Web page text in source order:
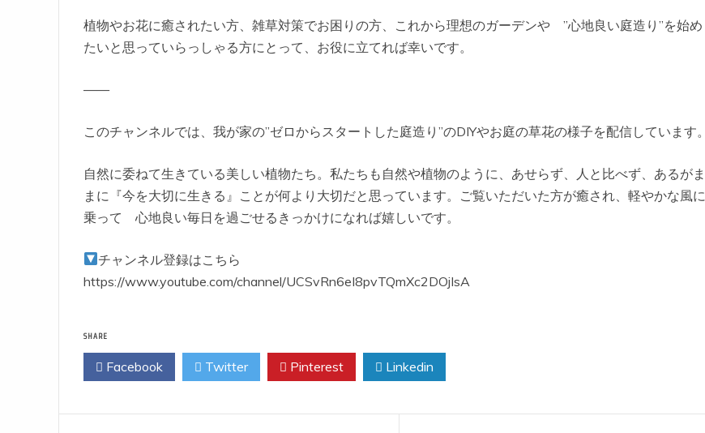
植物やお花に癒されたい方、雑草対策でお困りの方、これから理想のガーデンや ”心地良い庭造り”を始め
たいと思っていらっしゃる方にとって、お役に立てれば幸いです。
——
このチャンネルでは、我が家の”ゼロからスタートした庭造り”のDIYやお庭の草花の様子を配信しています。
自然に委ねて生きている美しい植物たち。私たちも自然や植物のように、あせらず、人と比べず、あるがま
まに『今を大切に生きる』ことが何より大切だと思っています。ご覧いただいた方が癒され、軽やかな風に
乗って 心地良い毎日を過ごせるきっかけになれば嬉しいです。
チャンネル登録はこちら
https://www.youtube.com/channel/UCSvRn6eI8pvTQmXc2DOjIsA
SHARE
Facebook Twitter Pinterest Linkedin